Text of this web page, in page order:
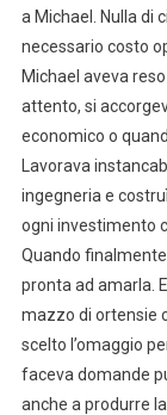
a Michael. Nulla di
necessario costo
Michael aveva
attento, si
economico o
Lavorava
ingegneria e
ogni investimento
Quando
pronta ad amarla.
mazzo di ortensie
scelto l’omaggio
faceva domande
anche a produrre